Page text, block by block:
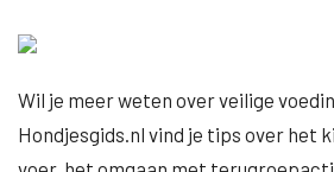
Wil je meer weten over veilige
Hondjesgids.nl vind je tips over het